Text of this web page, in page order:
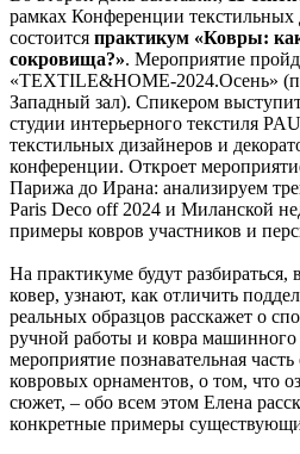
рамках Конференции текстильных
состоится практикум «Ковры:
сокровища?». Мероприятие
«TEXTILE&HOME-2024.Осень»
Западный зал). Спикером
студии интерьерного текстиля
текстильных дизайнеров и
конференции. Откроет
Парижа до Ирана: анализируем
Paris Deco off 2024 и Миланской
примеры ковров участников и
На практикуме будут разбираться,
ковер, узнают, как отличить
реальных образцов расскажет о
ручной работы и ковра машинного
мероприятие познавательная
ковровых орнаментов, о том, что
сюжет, – обо всем этом Елена
конкретные примеры